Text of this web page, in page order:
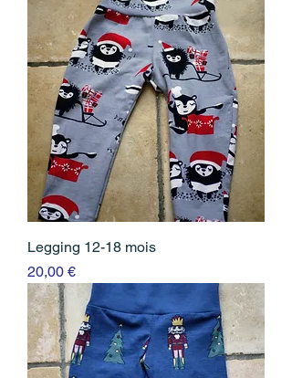
Legging 12-18 mois
Prix
20,00 €